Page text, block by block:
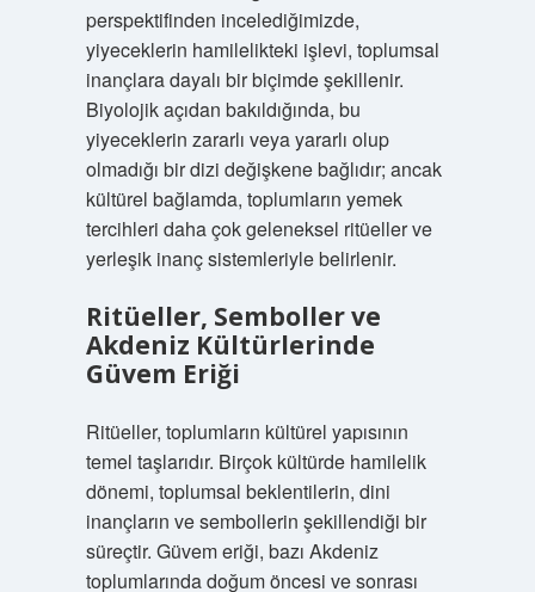
perspektifinden incelediğimizde,
yiyeceklerin hamilelikteki işlevi, toplumsal
inançlara dayalı bir biçimde şekillenir.
Biyolojik açıdan bakıldığında, bu
yiyeceklerin zararlı veya yararlı olup
olmadığı bir dizi değişkene bağlıdır; ancak
kültürel bağlamda, toplumların yemek
tercihleri daha çok geleneksel ritüeller ve
yerleşik inanç sistemleriyle belirlenir.
Ritüeller, Semboller ve
Akdeniz Kültürlerinde
Güvem Eriği
Ritüeller, toplumların kültürel yapısının
temel taşlarıdır. Birçok kültürde hamilelik
dönemi, toplumsal beklentilerin, dini
inançların ve sembollerin şekillendiği bir
süreçtir. Güvem eriği, bazı Akdeniz
toplumlarında doğum öncesi ve sonrası